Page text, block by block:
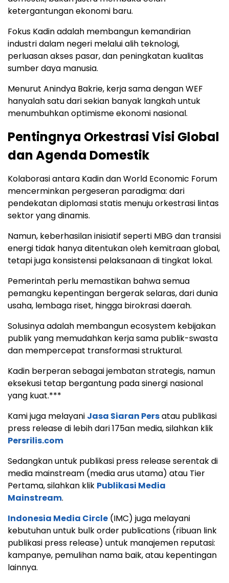
ketergantungan ekonomi baru.
Fokus Kadin adalah membangun kemandirian
industri dalam negeri melalui alih teknologi,
perluasan akses pasar, dan peningkatan kualitas
sumber daya manusia.
Menurut Anindya Bakrie, kerja sama dengan WEF
hanyalah satu dari sekian banyak langkah untuk
menumbuhkan optimisme ekonomi nasional.
Pentingnya Orkestrasi Visi Global
dan Agenda Domestik
Kolaborasi antara Kadin dan World Economic Forum
mencerminkan pergeseran paradigma: dari
pendekatan diplomasi statis menuju orkestrasi lintas
sektor yang dinamis.
Namun, keberhasilan inisiatif seperti MBG dan transisi
energi tidak hanya ditentukan oleh kemitraan global,
tetapi juga konsistensi pelaksanaan di tingkat lokal.
Pemerintah perlu memastikan bahwa semua
pemangku kepentingan bergerak selaras, dari dunia
usaha, lembaga riset, hingga birokrasi daerah.
Solusinya adalah membangun ecosystem kebijakan
publik yang memudahkan kerja sama publik-swasta
dan mempercepat transformasi struktural.
Kadin berperan sebagai jembatan strategis, namun
eksekusi tetap bergantung pada sinergi nasional
yang kuat.***
Kami juga melayani Jasa Siaran Persatau publikasi
press release di lebih dari 175an media, silahkan klik
Persrilis.com
Sedangkan untuk publikasi press release serentak di
media mainstream (media arus utama) atau Tier
Pertama, silahkan klik Publikasi Media
Mainstream.
Indonesia Media Circle (IMC) juga melayani
kebutuhan untuk bulk order publications (ribuan link
publikasi press release) untuk manajemen reputasi:
kampanye, pemulihan nama baik, atau kepentingan
lainnya.